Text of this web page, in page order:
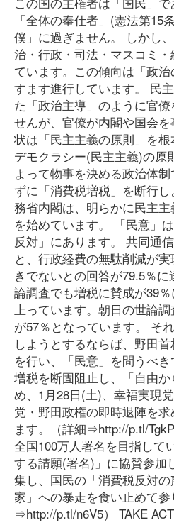
「全体の奉仕者」(憲法第15
僕」に過ぎません。 しかし
治・行政・司法・マスコミ
ています。この傾向は「政
すます進行しています。 民
た「政治主導」のように官
せんが、官僚が内閣や国会
状は「民主主義の原則」を根
デモクラシー(民主主義)の原
よって物事を決める政治体
ずに「消費税増税」を断行
務省内閣は、明らかに民主主
を始めています。 「民意」
反対」にあります。 共同通
と、行政経費の無駄削減が
きでないとの回答が79.5％
論調査でも増税に賛成が39
上っています。朝日の世論
が57％となっています。 そ
しようとするならば、野田
を行い、「民意」を問うべ
増税を断固阻止し、「自由
め、1月28日(土)、幸福実現
党・野田政権の即時退陣を
ます。（詳細⇒http://p.tl/
全国100万人署名を目指して
する請願(署名)」に協賛参加
集し、国民の「消費税反対
家」への暴走を食い止めて
⇒http://p.tl/n6V5） TAKE